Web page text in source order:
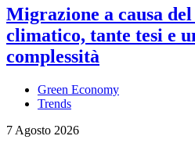
Migrazione a causa
climatico, tante tesi e
complessità
Green Economy
Trends
7 Agosto 2026